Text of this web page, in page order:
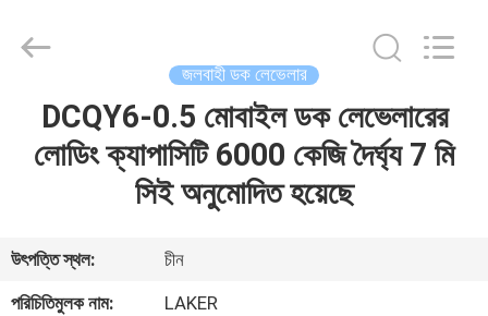
আমাদের
সম্পর্কে
CO.,LIMITED.
জলবাহী ডক লেভেলার
DCQY6-0.5 মোবাইল ডক লেভেলারের
লোডিং ক্যাপাসিটি 6000 কেজি দৈর্ঘ্য 7 মি
সিই অনুমোদিত হয়েছে
উৎপত্তি স্থল:
চীন
পরিচিতিমুলক নাম:
LAKER